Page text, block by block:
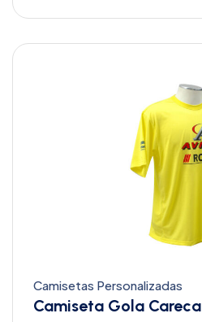
Camisetas Personalizadas
Camiseta Gola Careca